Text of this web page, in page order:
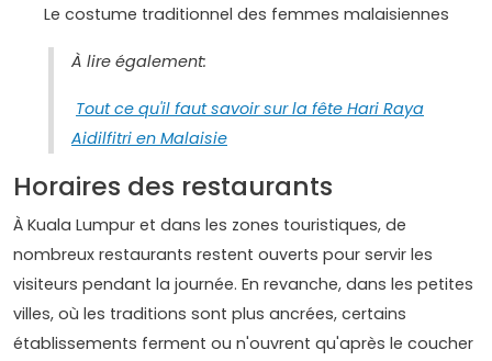
Le costume traditionnel des femmes malaisiennes
À lire également:
Tout ce qu'il faut savoir sur la fête Hari Raya
Aidilfitri en Malaisie
Horaires des restaurants
À Kuala Lumpur et dans les zones touristiques, de
nombreux restaurants restent ouverts pour servir les
visiteurs pendant la journée. En revanche, dans les petites
villes, où les traditions sont plus ancrées, certains
établissements ferment ou n'ouvrent qu'après le coucher